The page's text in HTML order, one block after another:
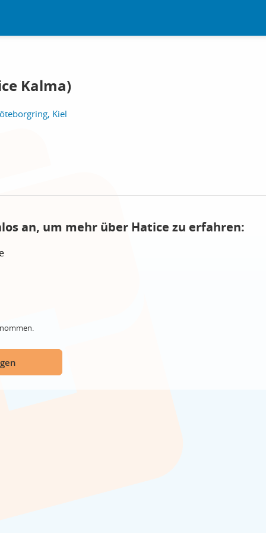
Kalma)
Kiel
an, um mehr über Hatice zu erfahren: